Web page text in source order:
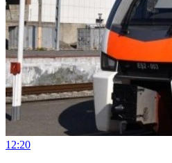
12:20